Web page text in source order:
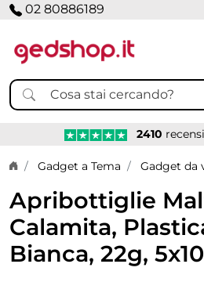
02 80886189
2410
Home page
Gadget a Tema Gadget da
Apribottiglie
Calamita,
Bianca, 22g,